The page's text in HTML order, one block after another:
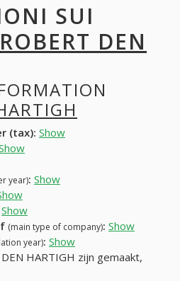
SUI
ROBERT DEN
(tax): Show
year): Show
Show
(main type of company): Show
year): Show
HARTIGH zijn gemaakt,